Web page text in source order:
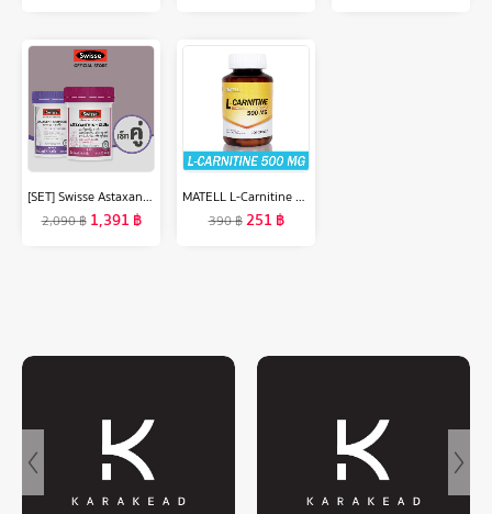
[SET] Swisse Astaxanthin + Collagen สวิสเซ เซทผิวไบร์ท อิ่มฟู กระชับ
2,090฿ 1,391 ฿
MATELL L-Carnitine 500mg(100capsules) แอลคาร์นิทีน 500มก(100แคป)
390฿251 ฿